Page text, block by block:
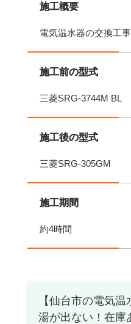
施工概要
電気温水器の交換工事
施工前の型式
三菱SRG-3744M BL
施工後の型式
三菱SRG-305GM
施工期間
約4時間
【仙台市の電気
湯が出ない！在庫